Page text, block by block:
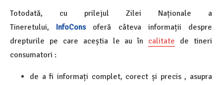
Totodată, cu prilejul Zilei Naționale a
Tineretului, InfoConsoferă câteva informații despre
drepturile pe care aceștia le au în calitate de tineri
consumatori :
de a fi informați complet, corect și precis , asupra